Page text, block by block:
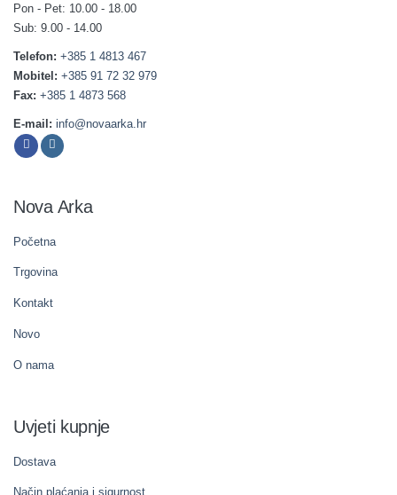
Pon - Pet: 10.00 - 18.00
Sub: 9.00 - 14.00
Telefon: +385 1 4813 467
Mobitel: +385 91 72 32 979
Fax: +385 1 4873 568
E-mail: info@novaarka.hr
Nova Arka
Početna
Trgovina
Kontakt
Novo
O nama
Uvjeti kupnje
Dostava
Način plaćanja i sigurnost